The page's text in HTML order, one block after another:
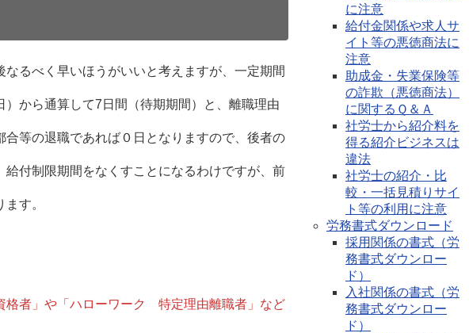
るべく早いほうがいいと考えますが、一定期間
から通算して7日間（待期期間）と、離職理由
等の退職であれば０日となりますので、後者の
付制限期間をなくすことになるわけですが、前
す。
者」や「ハローワーク 特定理由離職者」など
に注意
給付金関係や求人サ
イト等の悪徳商法に
注意
助成金・失業保険等
の詐欺（悪徳商法）
に関するＱ＆Ａ
社労士から紹介料を
得る紹介ビジネスは
違法
社労士の紹介・比
較・一括見積りサイ
ト等の利用に注意
労務書式ダウンロード
採用関係の書式（労
務書式ダウンロー
ド）
入社関係の書式（労
務書式ダウンロー
ド）